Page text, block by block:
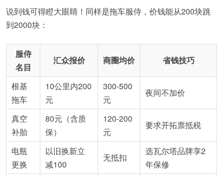
说到钱可得瞪大眼睛！同样是拖车服侍，价钱能从200块跳
到2000块：
服侍
名目
汇众报价 商圈均价 省钱技巧
根基
拖车
10公里内200
元
300-500
元
夜间不加价
真空
补胎
80元（含质
保）
120-200
元
要求开拓票抵税
电瓶
更换
以旧换新立
减100
无抵扣
选瓦尔塔品牌享2
年保修